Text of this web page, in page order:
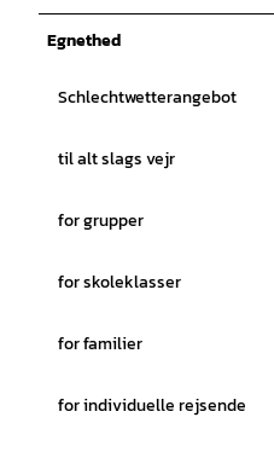
Egnethed
Schlechtwetterangebot
til alt slags vejr
for grupper
for skoleklasser
for familier
for individuelle rejsende